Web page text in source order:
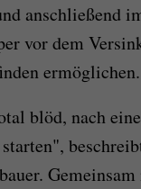
anschließend
vor dem
blöd, nach